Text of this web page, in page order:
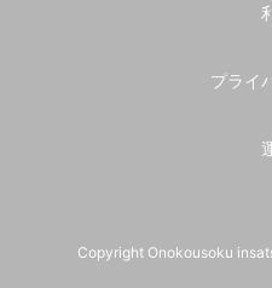
プライ
Copyright Onokousoku